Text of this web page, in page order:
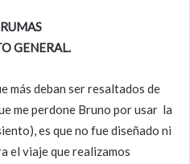
GENERAL.
más deban ser resaltados de
me perdone Bruno por usar la
es que no fue diseñado ni
el viaje que realizamos